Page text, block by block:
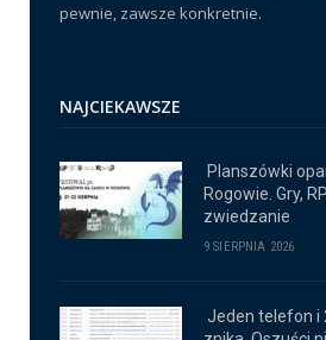
pewnie, zawsze konkretnie.
NAJCIEKAWSZE
Planszówki
Rogowie. Gry,
zwiedzanie
9 SIERPNIA 2026
Jeden telefon i